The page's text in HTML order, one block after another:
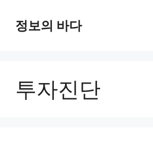
정보의 바다
투자진단